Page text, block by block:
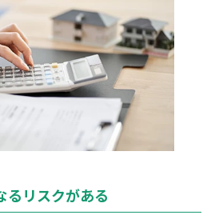
るリスクがある